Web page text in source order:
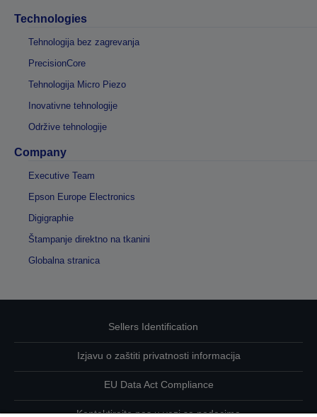
Technologies
Tehnologija bez zagrevanja
PrecisionCore
Tehnologija Micro Piezo
Inovativne tehnologije
Održive tehnologije
Company
Executive Team
Epson Europe Electronics
Digigraphie
Štampanje direktno na tkanini
Globalna stranica
Sellers Identification
Izjavu o zaštiti privatnosti informacija
EU Data Act Compliance
Kontaktirajte nas u vezi sa podacima